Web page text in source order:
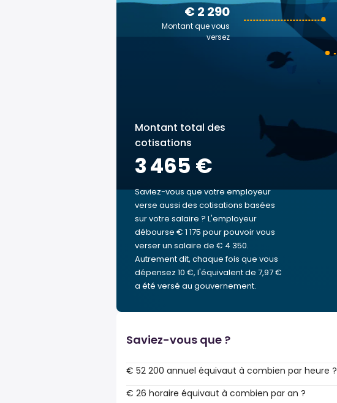
€ 2 290
Montant que vous
versez
Montant total des
cotisations
3 465 €
Saviez-vous que votre employeur
verse aussi des cotisations basées
sur votre salaire ? L'employeur
débourse € 1 175 pour pouvoir vous
verser un salaire de € 4 350.
Autrement dit, chaque fois que vous
dépensez 10 €, l'équivalent de 7,97 €
a été versé au gouvernement.
Saviez-vous que ?
€ 52 200 annuel équivaut à combien par heure ?
€ 26 horaire équivaut à combien par an ?